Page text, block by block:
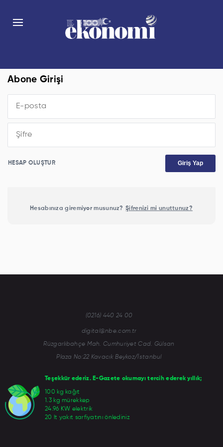
Abone Girişi
HESAP OLUŞTUR Giriş Yap
Hesabınıza giremiyor musunuz? Şifrenizi mi unuttunuz?
Teşekkür ederiz. E-Gazete okumayı tercih ederek yıllık;
100 kg kağıt
1.3 kg mürekkep
24.96 KW elektrik
20 lt yakıt sarfiyatını önlediniz
(0216) 440 24 00
digital@nbe.com.tr
Rüzgarlıbahçe Mah. Cumhuriyet Cad. Gülsan
Plaza No:22 Kavacık Beykoz/İstanbul